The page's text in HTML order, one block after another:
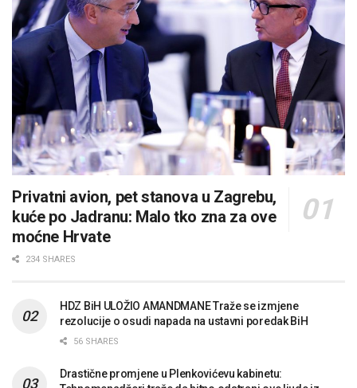
Privatni avion, pet stanova u Zagrebu,
kuće po Jadranu: Malo tko zna za ove
moćne Hrvate
234 SHARES
HDZ BiH ULOŽIO AMANDMANE Traže se izmjene
rezolucije o osudi napada na ustavni poredak BiH
56 SHARES
Drastične promjene u Plenkovićevu kabinetu: